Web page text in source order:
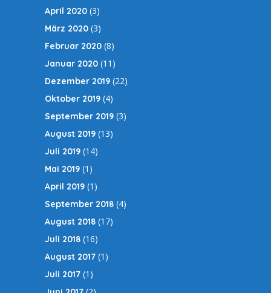
April 2020 (3)
März 2020 (3)
Februar 2020 (8)
Januar 2020 (11)
Dezember 2019 (22)
Oktober 2019 (4)
September 2019 (3)
August 2019 (13)
Juli 2019 (14)
Mai 2019 (1)
April 2019 (1)
September 2018 (4)
August 2018 (17)
Juli 2018 (16)
August 2017 (1)
Juli 2017 (1)